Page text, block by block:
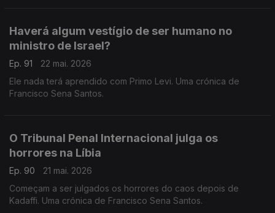
Haverá algum vestígio de ser humano no
ministro de Israel?
Ep. 91
22 mai. 2026
Ele nada terá aprendido com Primo Levi. Uma crónica de
Francisco Sena Santos.
O Tribunal Penal Internacional julga os
horrores na Líbia
Ep. 90
21 mai. 2026
Começam a ser julgados os horrores do caos depois de
Kadaffi. Uma crónica de Francisco Sena Santos.